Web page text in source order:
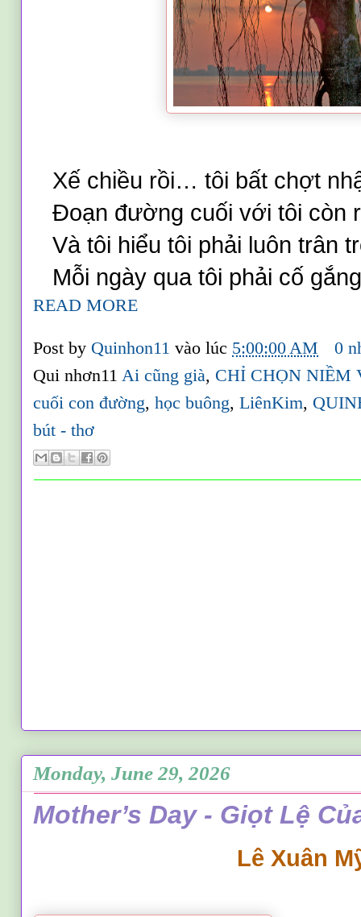
Xế chiều rồi… tôi bất chợt
Đoạn đường cuối với tôi còn
Và tôi hiểu tôi phải luôn trân
Mỗi ngày qua tôi phải cố
READ MORE
Post by Quinhon11vào lúc 5:00:00 AM
0
Qui nhơn11Ai cũng già, CHỈ CHỌN NIỀM
cuối con đường,học buông,LiênKim,
bút - thơ
Monday, June 29, 2026
Mother’s Day - Giọt Lệ
Lê Xuân